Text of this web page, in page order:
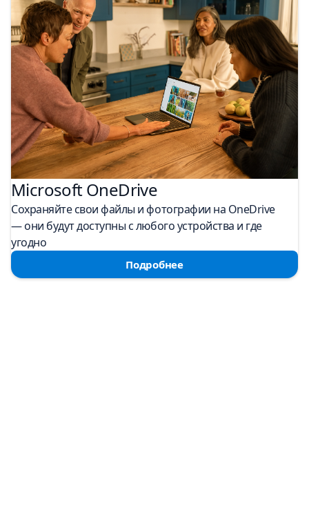
Microsoft OneDrive
Сохраняйте свои файлы и фотографии на OneDrive
— они будут доступны с любого устройства и где
угодно
Подробнее